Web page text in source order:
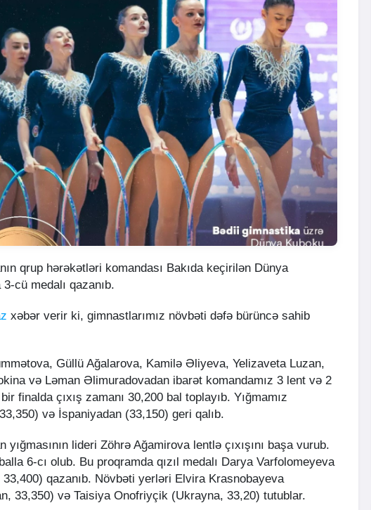
qrup hərəkətləri komandası Bakıda keçirilən Dünya
cü medalı qazanıb.
xəbər verir ki, gimnastlarımız növbəti dəfə bürüncə sahib
Güllü Ağalarova, Kamilə Əliyeva, Yelizaveta Luzan,
və Ləman Əlimuradovadan ibarət komandamız 3 lent və 2
finalda çıxış zamanı 30,200 bal toplayıb. Yığmamız
və İspaniyadan (33,150) geri qalıb.
yığmasının lideri Zöhrə Ağamirova lentlə çıxışını başa vurub.
6-cı olub. Bu proqramda qızıl medalı Darya Varfolomeyeva
qazanıb. Növbəti yerləri Elvira Krasnobayeva
33,350) və Taisiya Onofriyçik (Ukrayna, 33,20) tutublar.